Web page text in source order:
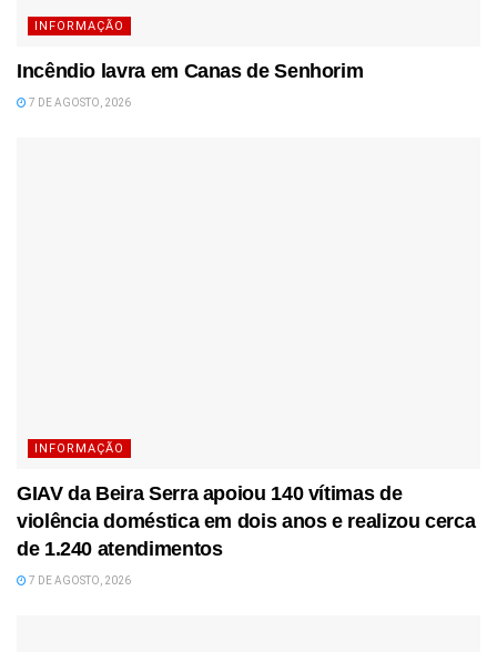
INFORMAÇÃO
Incêndio lavra em Canas de Senhorim
7 DE AGOSTO, 2026
INFORMAÇÃO
GIAV da Beira Serra apoiou 140 vítimas de
violência doméstica em dois anos e realizou cerca
de 1.240 atendimentos
7 DE AGOSTO, 2026